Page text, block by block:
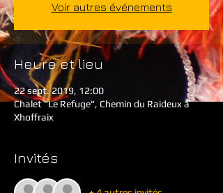
Voir autres événements
Heure et lieu
22 sept. 2019, 12:00
Chalet "Le Refuge", Chemin du Raideux à
Xhoffraix
Invités